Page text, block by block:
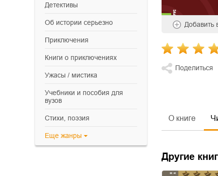
детективы
об истории серьезно
приключения
книги о приключениях
ужасы / мистика
учебники и пособия для
вузов
cтихи, поэзия
Еще жанры
Добавить
Поделиться
О книге
Другие